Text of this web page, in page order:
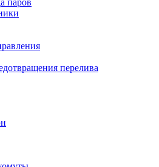
паров
перелива